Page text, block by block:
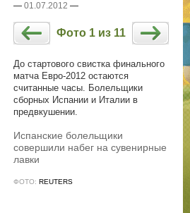
— 01.07.2012 —
Фото 1 из 11
До стартового свистка финального
матча Евро-2012 остаются
считанные часы. Болельщики
сборных Испании и Италии в
предвкушении.
Испанские болельщики
совершили набег на сувенирные
лавки
ФОТО: REUTERS